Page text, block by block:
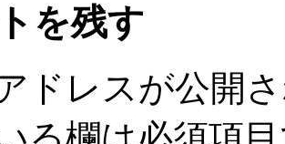
を残す
ドレスが公開